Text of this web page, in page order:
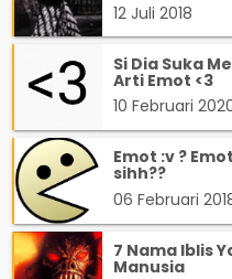
12 Juli 2018
Si Dia Suka
Arti Emot <3
10 Februari
Emot :v ?
sihh??
06 Februari
7 Nama Iblis
Manusia